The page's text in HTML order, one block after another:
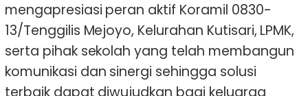
mengapresiasi peran aktif Koramil 0830-
13/Tenggilis Mejoyo, Kelurahan Kutisari, LPMK,
serta pihak sekolah yang telah membangun
komunikasi dan sinergi sehingga solusi
terbaik dapat diwujudkan bagi keluarga